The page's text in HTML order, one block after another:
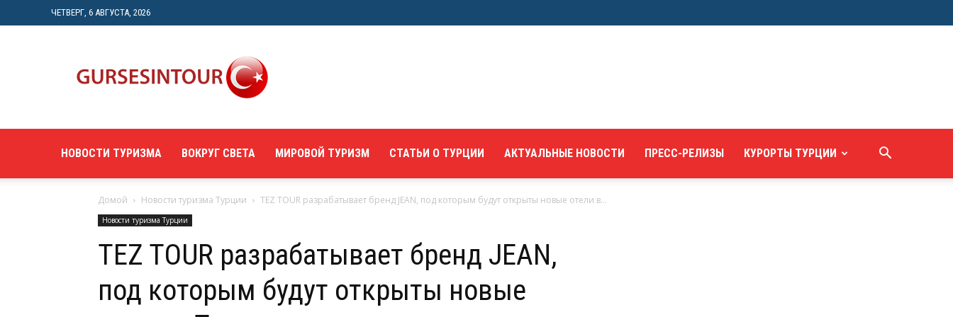
ЧЕТВЕРГ, 6 АВГУСТА, 2026
—
познавательный
туристический
НОВОСТИ ТУРИЗМА ВОКРУГ СВЕТА МИРОВОЙ ТУРИЗМ СТАТЬИ О ТУРЦИИ АКТУАЛЬНЫЕ НОВОСТИ ПРЕСС-РЕЛИЗЫ КУРОРТЫ ТУРЦИИ
Домой Новости туризма Турции TEZ TOUR разрабатывает бренд JEAN, под которым будут открыты новые отели в...
Новости туризма Турции
TEZ TOUR разрабатывает бренд JEAN,
под которым будут открыты новые